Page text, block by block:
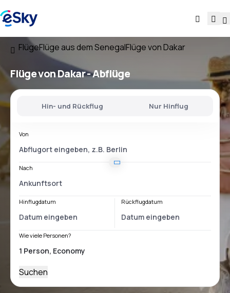
FlügeFlüge aus dem SenegalFlüge von Dakar
Flügevon Dakar- Abflüge
Hin- und Rückflug Nur Hinflug
Von
Nach
Hinflugdatum Rückflugdatum
Wie viele Personen?
Suchen